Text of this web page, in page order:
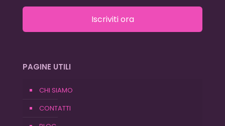
Iscriviti ora
PAGINE UTILI
CHI SIAMO
CONTATTI